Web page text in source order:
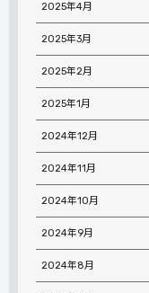
2025年4月
2025年3月
2025年2月
2025年1月
2024年12月
2024年11月
2024年10月
2024年9月
2024年8月